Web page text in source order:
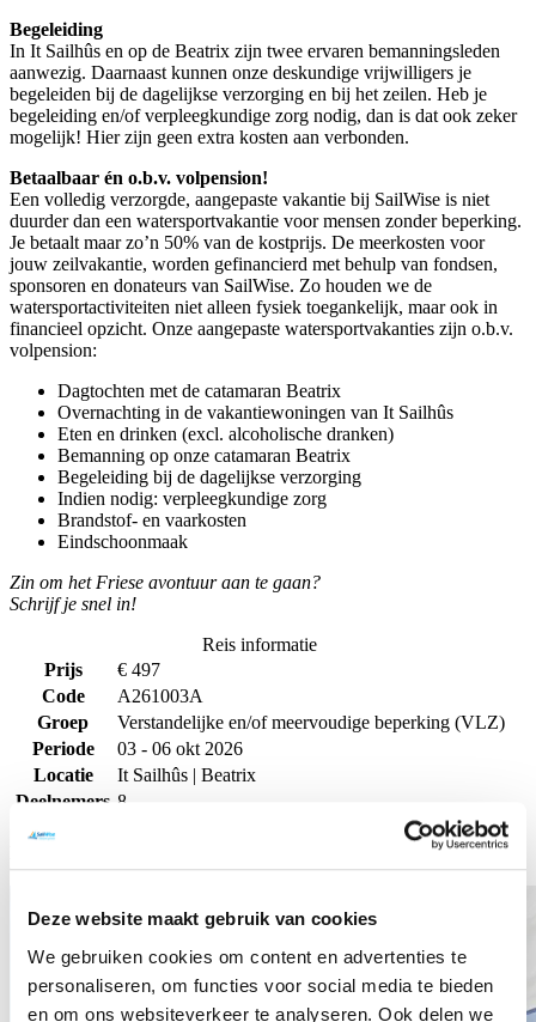
Deze website maakt gebruik van cookies
We gebruiken cookies om content en advertenties te
personaliseren, om functies voor social media te bieden
en om ons websiteverkeer te analyseren. Ook delen we
Begeleiding
In It Sailhûs en op de Beatrix zijn twee ervaren bemanningsleden
aanwezig. Daarnaast kunnen onze deskundige vrijwilligers je
begeleiden bij de dagelijkse verzorging en bij het zeilen. Heb je
begeleiding en/of verpleegkundige zorg nodig, dan is dat ook zeker
mogelijk! Hier zijn geen extra kosten aan verbonden.
Betaalbaar én o.b.v. volpension!
Een volledig verzorgde, aangepaste vakantie bij SailWise is niet
duurder dan een watersportvakantie voor mensen zonder beperking.
Je betaalt maar zo’n 50% van de kostprijs. De meerkosten voor
jouw zeilvakantie, worden gefinancierd met behulp van fondsen,
sponsoren en donateurs van SailWise. Zo houden we de
watersportactiviteiten niet alleen fysiek toegankelijk, maar ook in
financieel opzicht. Onze aangepaste watersportvakanties zijn o.b.v.
volpension:
Dagtochten met de catamaran Beatrix
Overnachting in de vakantiewoningen van It Sailhûs
Eten en drinken (excl. alcoholische dranken)
Bemanning op onze catamaran Beatrix
Begeleiding bij de dagelijkse verzorging
Indien nodig: verpleegkundige zorg
Brandstof- en vaarkosten
Eindschoonmaak
Zin om het Friese avontuur aan te gaan?
Schrijf je snel in!
Reis informatie
Prijs
€ 497
Code
A261003A
Groep
Verstandelijke en/of meervoudige beperking (VLZ)
Periode
03 - 06 okt 2026
Locatie
It Sailhûs | Beatrix
Deelnemers 8
Aant. dagen
Mogelijke alternatieven: Verstandelijke en/of meervoudige
beperking (VLZ), It Sailhûs | Beatrix